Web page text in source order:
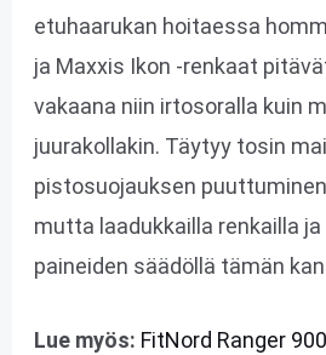
etuhaarukan hoitaessa
ja Maxxis Ikon -renkaat
vakaana niin irtosoralla kuin
juurakollakin. Täytyy tosin
pistosuojauksen
mutta laadukkailla renkailla
paineiden säädöllä tämän
Lue myös: FitNord Ranger